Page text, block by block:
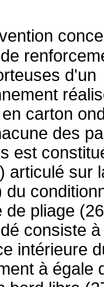
d'un
carton
des
est
articulé sur
du
de pliage
consiste
intérieure
à égale